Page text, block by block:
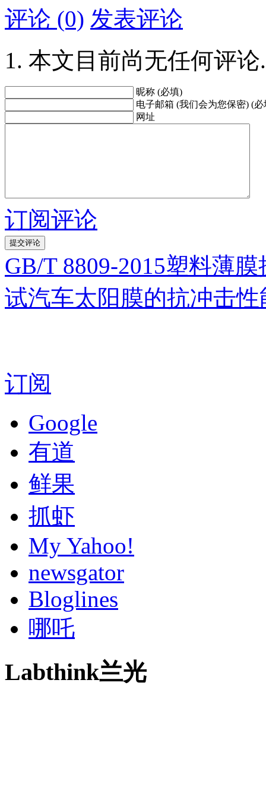
评论 (0) 发表评论
本文目前尚无任何评论.
昵称 (必填)
电子邮箱 (我们会为您保密) (必
网址
订阅评论
GB/T 8809-2015塑料薄
试汽车太阳膜的抗冲击性
订阅
Google
有道
鲜果
抓虾
My Yahoo!
newsgator
Bloglines
哪吒
Labthink兰光